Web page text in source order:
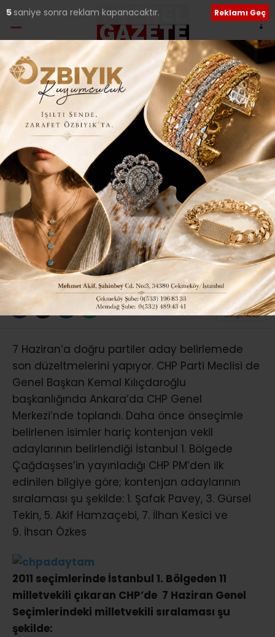
Ana Sayfa›Siyaset
CHP’NİN 1. BÖLGE ADAY
LİSTESİ SON ŞEKLİNİ
ALDI..
Giriş: 06-04-2015 23:43
Güncelleme: 14-02-2018 14:43
218 Siyaset Tüm Manşetler
ABONE OL
7 Haziran’a doğru partiler aday belirlemede
son düzeltmelerini yapıyor. CHP Parti Meclisi de
Genel Başkan Kemal Kılıçdaroğlu
başkanlığında Ankara’da CHP Genel
Merkezi’nde toplandı. Daha önce önseçimle
belirlenen isimler hariç kontenjan vekil
adaylarının belirlendiği İstanbul 1. Bölgede
Çağdaşses’in yayınladığı CHP PM’den ilk
edinilen bilgiye göre; kontenjan adaylarının
sıralaması şu şekilde: 1. Şafak Pavey, 3. Gürsel
Tekin, 5. Akif Hamzaçebi, 7. İlhan Kesici ve
9. İhsan Özkes
2011 seçimlerinde İstanbul 1. Bölgeden 11
milletvekili çıkaran CHP’de 7 Haziran Genel
Seçimlerindeki milletvekili sıralaması şu
şekilde:
4 saniye sonra reklam kapanacaktır. Reklamı Geç